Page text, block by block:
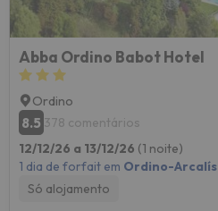
Abba Ordino Babot Hotel
Ordino
8.5 378 comentários
12/12/26 a 13/12/26 (1 noite)
1 dia de forfait em Ordino-Arcalís
Só alojamento